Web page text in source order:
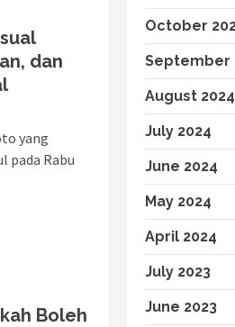
dan
yang
pada Rabu
Boleh
October
September
August 2024
July 2024
June 2024
May 2024
April 2024
July 2023
June 2023